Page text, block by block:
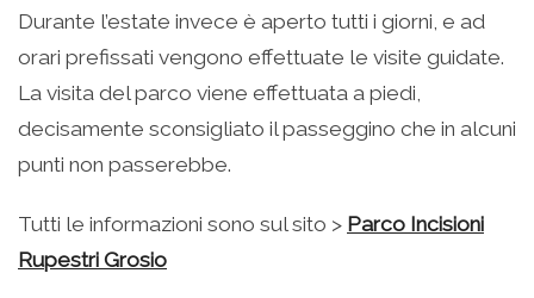
Durante l’estate invece è aperto tutti i giorni, e ad
orari prefissati vengono effettuate le visite guidate.
La visita del parco viene effettuata a piedi,
decisamente sconsigliato il passeggino che in alcuni
punti non passerebbe.
Tutti le informazioni sono sul sito > Parco Incisioni
Rupestri Grosio